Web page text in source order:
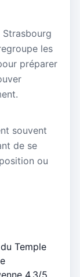
les
préparer
souvent
de se
ou
Temple
4.3/5